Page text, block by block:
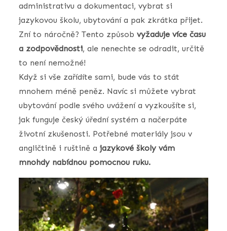
administrativu a dokumentaci, vybrat si
jazykovou školu, ubytování a pak zkrátka přijet.
Zní to náročně? Tento způsob vyžaduje více času
a zodpovědnosti, ale nenechte se odradit, určitě
to není nemožné!
Když si vše zařídíte sami, bude vás to stát
mnohem méně peněz. Navíc si můžete vybrat
ubytování podle svého uvážení a vyzkoušíte si,
jak funguje český úřední systém a načerpáte
životní zkušenosti. Potřebné materiály jsou v
angličtině i ruštině ajazykové školy vám
mnohdy nabídnou pomocnou ruku.